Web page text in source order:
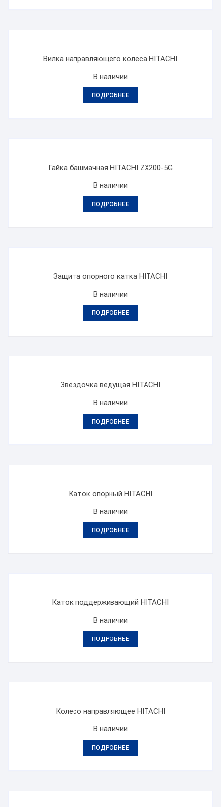
Вилка направляющего колеса HITACHI
В наличии
ПОДРОБНЕЕ
Гайка башмачная HITACHI ZX200-5G
В наличии
ПОДРОБНЕЕ
Защита опорного катка HITACHI
В наличии
ПОДРОБНЕЕ
Звёздочка ведущая HITACHI
В наличии
ПОДРОБНЕЕ
Каток опорный HITACHI
В наличии
ПОДРОБНЕЕ
Каток поддерживающий HITACHI
В наличии
ПОДРОБНЕЕ
Колесо направляющее HITACHI
В наличии
ПОДРОБНЕЕ